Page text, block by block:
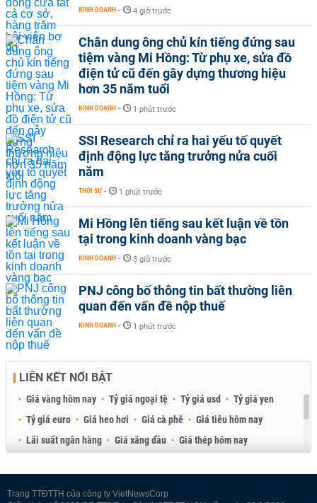
KINH DOANH - 4 giờ trước
Chân dung ông chủ kín tiếng đứng sau
tiệm vàng Mi Hồng: Từ phụ xe, sửa đồ
điện tử cũ đến gây dựng thương hiệu
hơn 35 năm tuổi
KINH DOANH - 1 phút trước
SSI Research chỉ ra hai yếu tố quyết
định động lực tăng trưởng nửa cuối
năm
THỜI SỰ - 1 phút trước
Mi Hồng lên tiếng sau kết luận về tồn
tại trong kinh doanh vàng bạc
KINH DOANH - 3 giờ trước
PNJ công bố thông tin bất thường liên
quan đến vấn đề nộp thuế
KINH DOANH - 1 phút trước
LIÊN KẾT NỔI BẬT
Giá vàng hôm nay Tỷ giá ngoại tệ Tỷ giá usd
Tỷ giá yen
Tỷ giá euro
Giá heo hơi Giá cà phê
Giá tiêu hôm nay
Lãi suất ngân hàng
Giá xăng dầu
Giá thép hôm nay
Trang TTĐTTH của công ty VietNewsCorp